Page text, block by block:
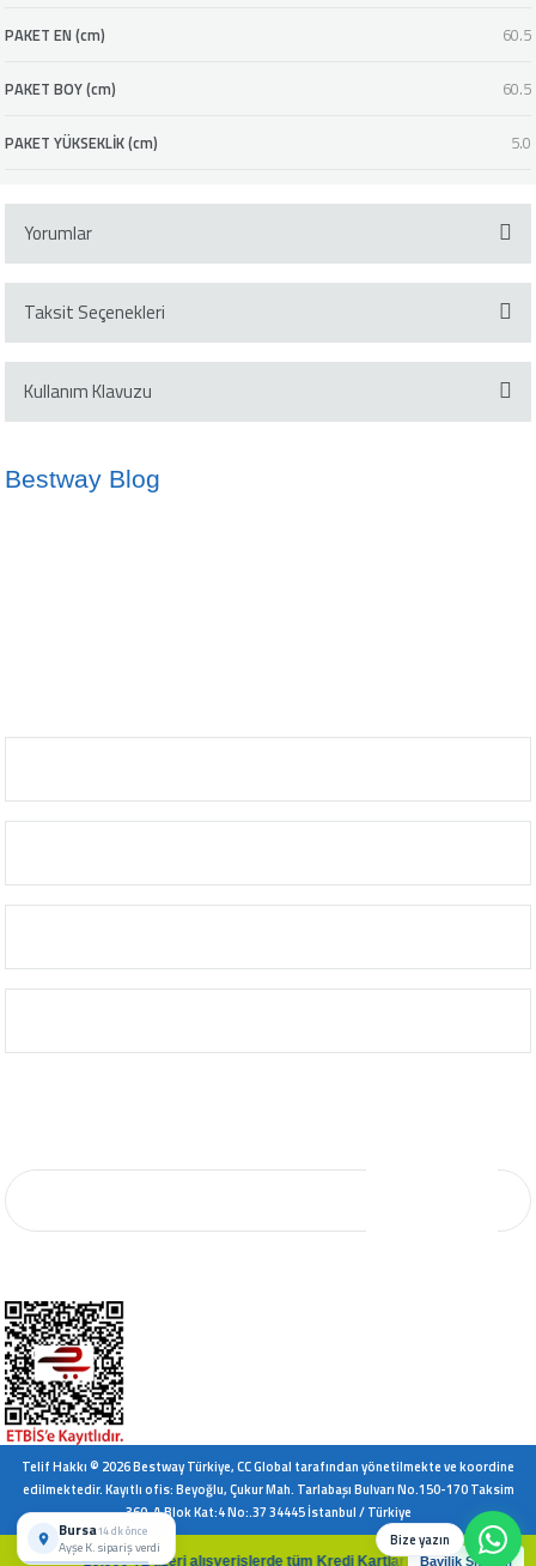
PAKET EN (cm) 60.5
PAKET BOY (cm) 60.5
PAKET YÜKSEKLİK (cm) 5.0
Yorumlar
Bu ürüne ilk yorumu siz yapın!
Yorum Yaz
Taksit Seçenekleri
Kullanım Klavuzu
Bestway Blog
Bursa14 dk önce
Ayşe K. sipariş verdi Bize yazın
Telif Hakkı © 2026 Bestway Türkiye, CC Global tarafından yönetilmekte ve koordine
edilmektedir. Kayıtlı ofis: Beyoğlu, Çukur Mah. Tarlabaşı Bulvarı No.150-170 Taksim
360, A Blok Kat:4 No:.37 34445 İstanbul / Türkiye
10.000 TL üzeri alışverişlerde tüm Kredi Kartlarına vade farksız 6
Bayilik Sistemi